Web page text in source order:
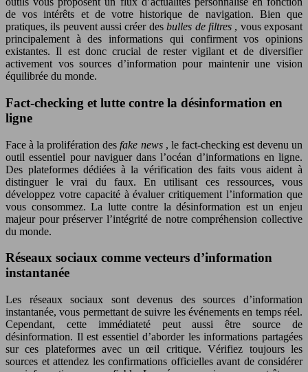
de vos intérêts et de votre historique de navigation. Bien que
pratiques, ils peuvent aussi créer desbulles de filtres , vous exposant
principalement à des informations qui confirment vos opinions
existantes. Il est donc crucial de rester vigilant et de diversifier
activement vos sources d’information pour maintenir une vision
équilibrée du monde.
Fact-checking et lutte contre la désinformation en
ligne
Face à la prolifération des fake news , le fact-checking est devenu un
outil essentiel pour naviguer dans l’océan d’informations en ligne.
Des plateformes dédiées à la vérification des faits vous aident à
distinguer le vrai du faux. En utilisant ces ressources, vous
développez votre capacité à évaluer critiquement l’information que
vous consommez. La lutte contre la désinformation est un enjeu
majeur pour préserver l’intégrité de notre compréhension collective
du monde.
Réseaux sociaux comme vecteurs d’information
instantanée
Les réseaux sociaux sont devenus des sources d’information
instantanée, vous permettant de suivre les événements en temps réel.
Cependant, cette immédiateté peut aussi être source de
désinformation. Il est essentiel d’aborder les informations partagées
sur ces plateformes avec un œil critique. Vérifiez toujours les
sources et attendez les confirmations officielles avant de considérer